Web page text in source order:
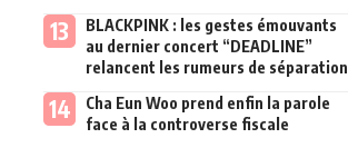
BLACKPINK : les gestes émouvants
au dernier concert “DEADLINE”
relancent les rumeurs de séparation
Cha Eun Woo prend enfin la parole
face à la controverse fiscale